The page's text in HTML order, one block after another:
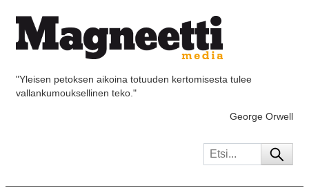
"Yleisen petoksen aikoina totuuden kertomisesta tulee
vallankumouksellinen teko."
George Orwell